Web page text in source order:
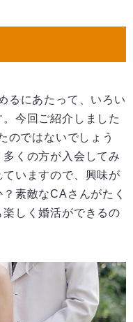
るにあたって、いろい
今回ご紹介しました
のではないでしょう
くの方が入会してみ
いますので、興味が
素敵なCAさんがたく
しく婚活ができるの